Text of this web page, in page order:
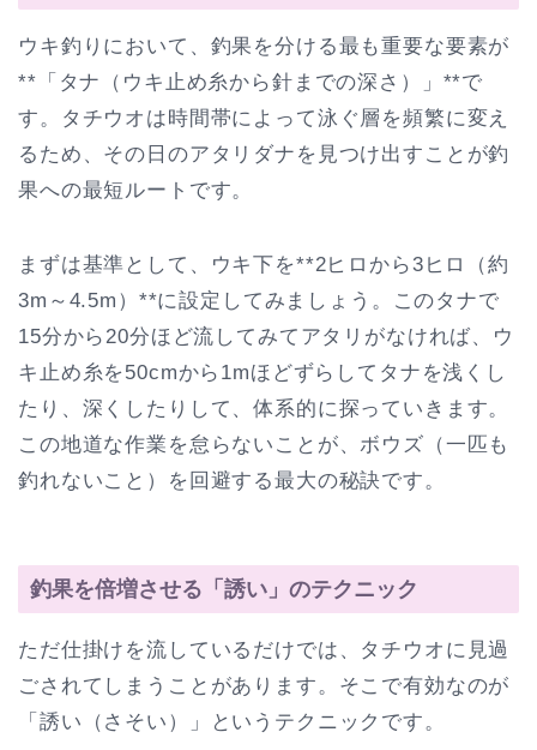
ウキ釣りにおいて、釣果を分ける最も重要な要素が
**「タナ（ウキ止め糸から針までの深さ）」**で
す。タチウオは時間帯によって泳ぐ層を頻繁に変え
るため、その日のアタリダナを見つけ出すことが釣
果への最短ルートです。
まずは基準として、ウキ下を**2ヒロから3ヒロ（約
3m～4.5m）**に設定してみましょう。このタナで
15分から20分ほど流してみてアタリがなければ、ウ
キ止め糸を50cmから1mほどずらしてタナを浅くし
たり、深くしたりして、体系的に探っていきます。
この地道な作業を怠らないことが、ボウズ（一匹も
釣れないこと）を回避する最大の秘訣です。
釣果を倍増させる「誘い」のテクニック
ただ仕掛けを流しているだけでは、タチウオに見過
ごされてしまうことがあります。そこで有効なのが
「誘い（さそい）」というテクニックです。